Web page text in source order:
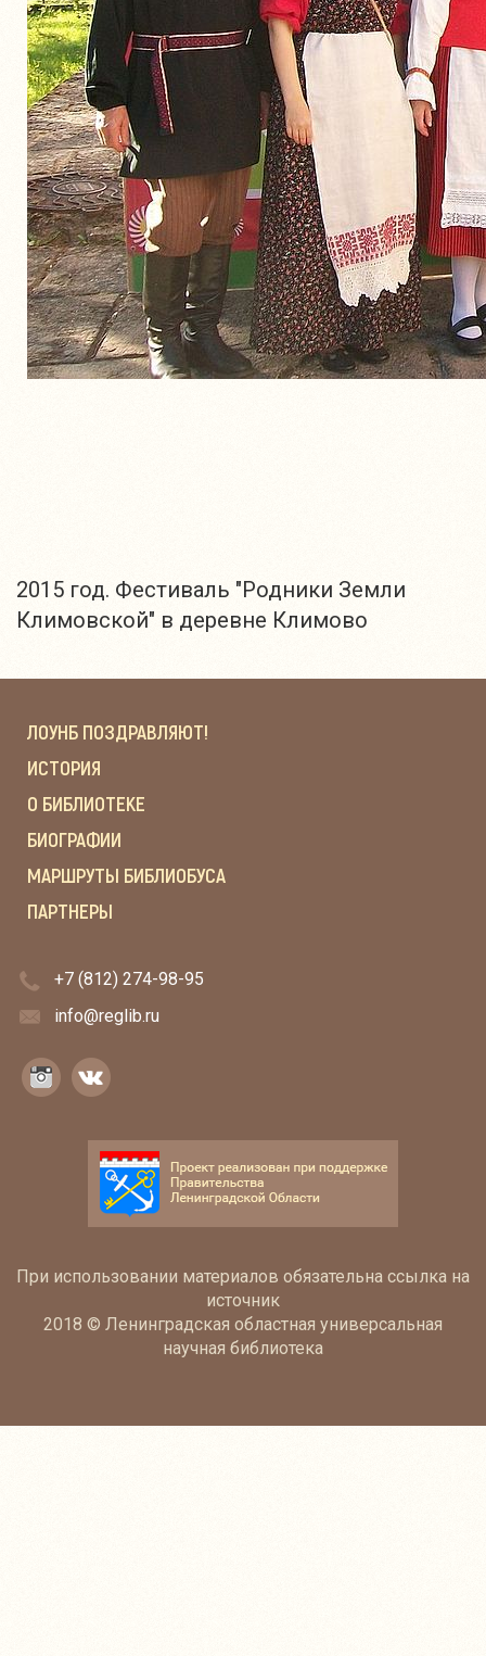
2015 год. Фестиваль "Родники Земли
Климовской" в деревне Климово
ЛОУНБ ПОЗДРАВЛЯЮТ!
ИСТОРИЯ
О БИБЛИОТЕКЕ
БИОГРАФИИ
МАРШРУТЫ БИБЛИОБУСА
ПАРТНЕРЫ
+7 (812) 274-98-95
info@reglib.ru
При использовании материалов обязательна ссылка на
источник
2018 © Ленинградская областная универсальная
научная библиотека